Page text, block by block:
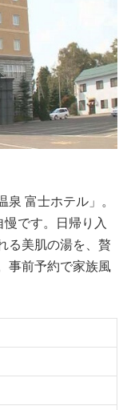
富士ホテル」。
です。日帰り入
る美肌の湯を、贅
事前予約で家族風